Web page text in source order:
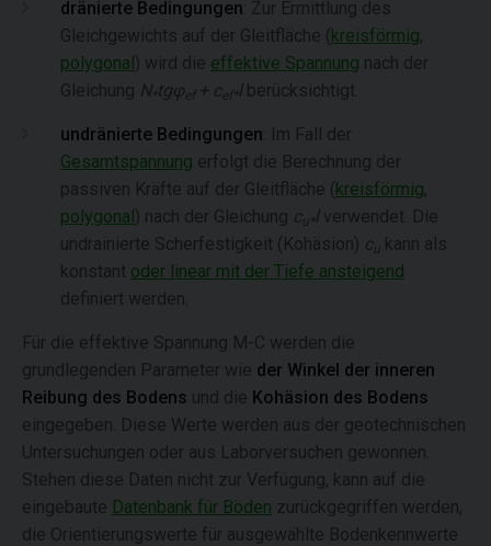
dränierte Bedingungen : Zur Ermittlung des
Gleichgewichts auf der Gleitfläche ( kreisförmig,
polygonal) wird die effektive Spannung nach der
Gleichung N tgφef + c ef* lberücksichtigt.
undränierte Bedingungen : Im Fall der
Gesamtspannung erfolgt die Berechnung der
passiven Kräfte auf der Gleitfläche ( kreisförmig,
polygonal) nach der Gleichung c u* lverwendet. Die
undrainierte Scherfestigkeit (Kohäsion) c u kann als
konstant oder linear mit der Tiefe ansteigend
definiert werden.
Für die effektive Spannung M-C werden die
grundlegenden Parameter wie der Winkel der inneren
Reibung des Bodens und die Kohäsion des Bodens
eingegeben. Diese Werte werden aus der geotechnischen
Untersuchungen oder aus Laborversuchen gewonnen.
Stehen diese Daten nicht zur Verfügung, kann auf die
eingebaute Datenbank für Böden zurückgegriffen werden,
die Orientierungswerte für ausgewählte Bodenkennwerte